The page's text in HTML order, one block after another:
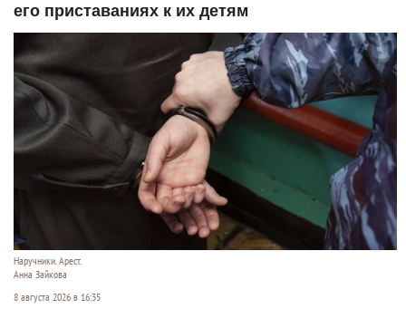
его приставаниях к их детям
Наручники. Арест.
Анна Зайкова
8 августа 2026 в 16:35